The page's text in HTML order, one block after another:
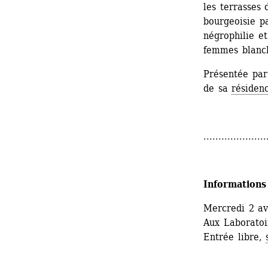
les terrasses
bourgeoisie
négrophilie
femmes
Présentée
de sa
Mercredi 2
Aux
Entrée libre,